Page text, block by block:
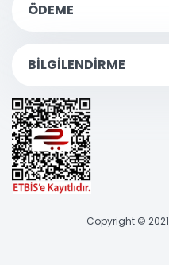
ÖDEME
BİLGİLENDİRME
Copyright © 2021